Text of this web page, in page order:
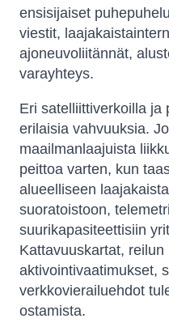
ensisijaiset
viestit,
ajoneuvoliitännät,
varayhteys.
Eri satelliittiverkoilla ja
erilaisia ​​vahvuuksia.
maailmanlaajuista
peittoa varten, kun
alueelliseen
suoratoistoon,
suurikapasiteettisiin
Kattavuuskartat,
aktivointivaatimukset,
verkkovierailuehdot
ostamista.